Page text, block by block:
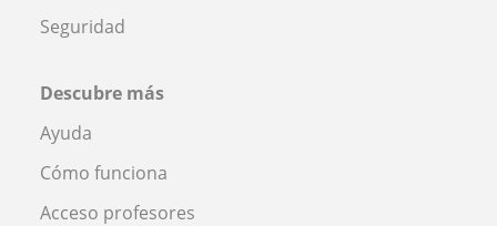
Seguridad
Descubre más
Ayuda
Cómo funciona
Acceso profesores